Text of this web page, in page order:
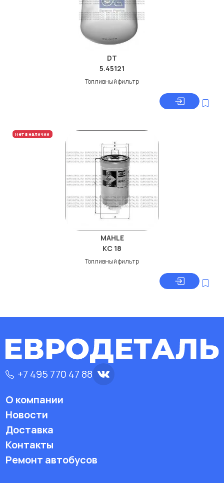
DT
5.45121
Топливный фильтр
Нет в наличии
MAHLE
KC 18
Топливный фильтр
+7 495 770 47 88
О компании
Новости
Доставка
Контакты
Ремонт автобусов